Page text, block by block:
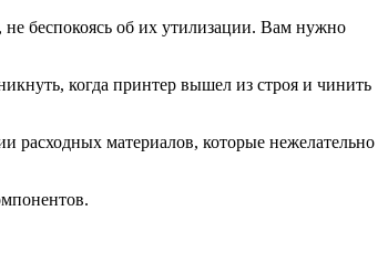
беспокоясь об их утилизации. Вам нужно
когда принтер вышел из строя и чинить
расходных материалов, которые нежелательно